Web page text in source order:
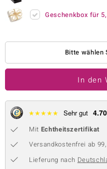
Collection
Collection
Geschenkbox für
Bitte wählen
In den
★★★★★ Sehr gut 4.70
Mit Echtheitszertifikat
Versandkostenfrei ab
Lieferung nach